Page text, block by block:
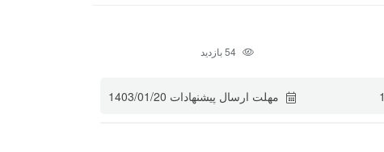
54 بازدید
مهلت ارسال پیشنهادات 1403/01/20